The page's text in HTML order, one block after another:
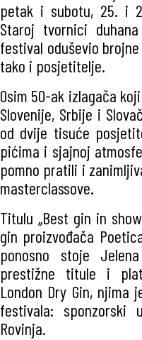
petak i subotu, 25. i
Staroj tvornici
festival oduševio
tako i posjetitelje.
Osim 50-ak izlagača
Slovenije, Srbije i
od dvije tisuće
pićima i sjajnoj
pomno pratili i
masterclassove.
Titulu „Best gin in
gin proizvođača
ponosno stoje
prestižne titule i
London Dry Gin, njima
festivala:
Rovinja.